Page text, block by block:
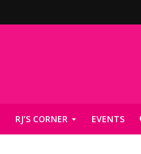
RJ’S CORNER EVENTS